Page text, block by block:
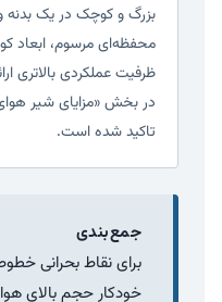
بزرگ و کوچک در یک
محفظه‌ای مرسوم، ابعاد
ظرفیت عملکردی بالاتری
در بخش «مزایای شیر
تاکید شده است.
جمع‌بندی
برای نقاط بحرانی
خودکار حجم بالای